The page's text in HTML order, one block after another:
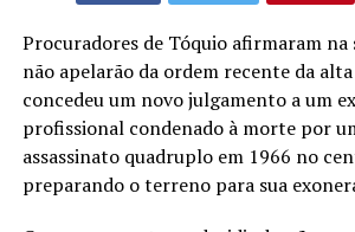
Procuradores de Tóquio afirmaram na
não apelarão da ordem recente da
concedeu um novo julgamento a um
profissional condenado à morte por
assassinato quadruplo em 1966 no
preparando o terreno para sua